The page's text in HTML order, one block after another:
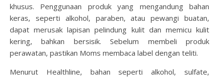
khusus. Penggunaan produk yang mengandung bahan
keras, seperti alkohol, paraben, atau pewangi buatan,
dapat merusak lapisan pelindung kulit dan memicu kulit
kering, bahkan bersisik. Sebelum membeli produk
perawatan, pastikan Moms membaca label dengan teliti.
Menurut Healthline, bahan seperti alkohol, sulfate,